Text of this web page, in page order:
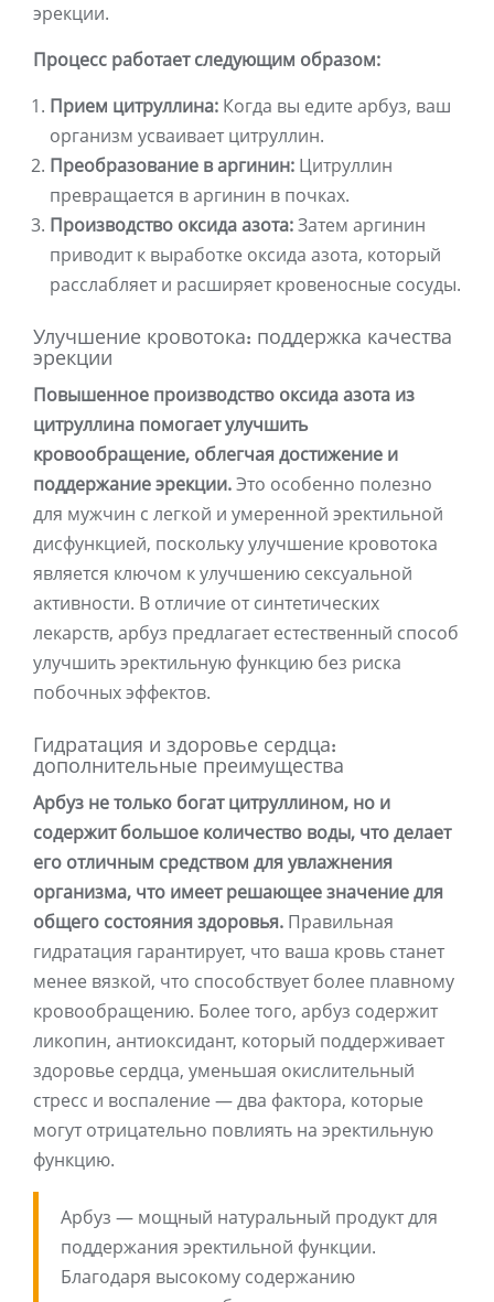
эрекции.
Процесс работает следующим образом:
Прием цитруллина: Когда вы едите арбуз, ваш
организм усваивает цитруллин.
Преобразование в аргинин: Цитруллин
превращается в аргинин в почках.
Производство оксида азота:Затем аргинин
приводит к выработке оксида азота, который
расслабляет и расширяет кровеносные сосуды.
Улучшение кровотока: поддержка качества
эрекции
Повышенное производство оксида азота из
цитруллина помогает улучшить
кровообращение, облегчая достижение и
поддержание эрекции.Это особенно полезно
для мужчин с легкой и умеренной эректильной
дисфункцией, поскольку улучшение кровотока
является ключом к улучшению сексуальной
активности. В отличие от синтетических
лекарств, арбуз предлагает естественный способ
улучшить эректильную функцию без риска
побочных эффектов.
Гидратация и здоровье сердца:
дополнительные преимущества
Арбуз не только богат цитруллином, но и
содержит большое количество воды, что делает
его отличным средством для увлажнения
организма, что имеет решающее значение для
общего состояния здоровья. Правильная
гидратация гарантирует, что ваша кровь станет
менее вязкой, что способствует более плавному
кровообращению. Более того, арбуз содержит
ликопин, антиоксидант, который поддерживает
здоровье сердца, уменьшая окислительный
стресс и воспаление — два фактора, которые
могут отрицательно повлиять на эректильную
функцию.
Арбуз — мощный натуральный продукт для
поддержания эректильной функции.
Благодаря высокому содержанию